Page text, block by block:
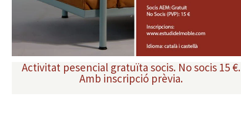
Activitat pesencial gratuïta socis. No socis 15 €.
Amb inscripció prèvia.